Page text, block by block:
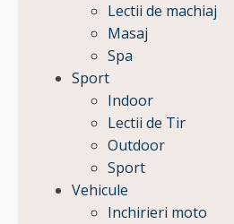
Lectii de machiaj
Masaj
Spa
Sport
Indoor
Lectii de Tir
Outdoor
Sport
Vehicule
Inchirieri moto